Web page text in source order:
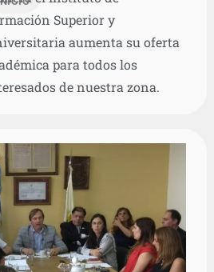
Superior y
aumenta su oferta
para todos los
de nuestra zona.